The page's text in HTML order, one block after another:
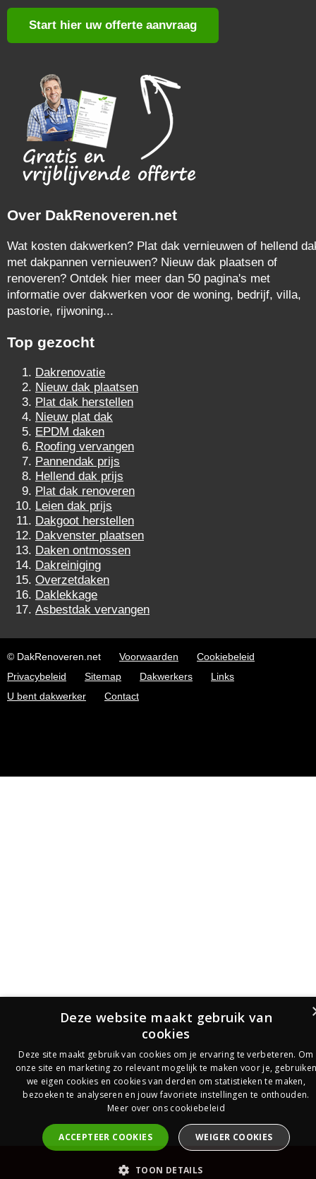
Start hier uw offerte aanvraag
Over DakRenoveren.net
Wat kosten dakwerken? Plat dak vernieuwen of hellend
met dakpannen vernieuwen? Nieuw dak plaatsen of
renoveren? Ontdek hier meer dan 50 pagina's met
informatie over dakwerken voor de woning, bedrijf, villa,
pastorie, rijwoning...
Top gezocht
Dakrenovatie
Nieuw dak plaatsen
Plat dak herstellen
Nieuw plat dak
EPDM daken
Roofing vervangen
Pannendak prijs
Hellend dak prijs
Plat dak renoveren
Leien dak prijs
Dakgoot herstellen
Dakvenster plaatsen
Daken ontmossen
Dakreiniging
Overzetdaken
Daklekkage
Asbestdak vervangen
© DakRenoveren.net Voorwaarden
Cookiebeleid
Privacybeleid
Sitemap Dakwerkers
Links
U bent dakwerker
Contact
PrijsOfferte
Deze website maakt gebruik van
cookies
Deze site maakt gebruik van cookies om je ervaring te verbeteren. Om
onze site en marketing zo relevant mogelijk te maken voor je,
we eigen cookies en cookies van derden om statistieken te maken,
bezoeken te analyseren en jouw favoriete instellingen te onthouden.
Meer over ons cookiebeleid
ACCEPTEER COOKIES WEIGER COOKIES
TOON DETAILS